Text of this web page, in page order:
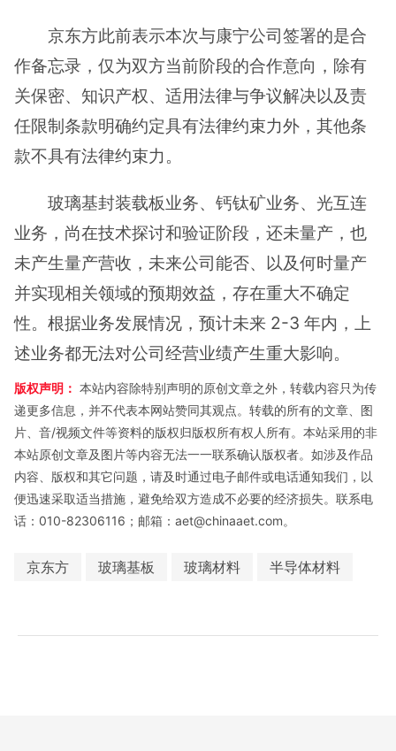
京东方此前表示本次与康宁公司签署的是合
作备忘录，仅为双方当前阶段的合作意向，除有
关保密、知识产权、适用法律与争议解决以及责
任限制条款明确约定具有法律约束力外，其他条
款不具有法律约束力。
玻璃基封装载板业务、钙钛矿业务、光互连
业务，尚在技术探讨和验证阶段，还未量产，也
未产生量产营收，未来公司能否、以及何时量产
并实现相关领域的预期效益，存在重大不确定
性。根据业务发展情况，预计未来 2-3 年内，上
述业务都无法对公司经营业绩产生重大影响。
版权声明： 本站内容除特别声明的原创文章之外，转载内容只为传
递更多信息，并不代表本网站赞同其观点。转载的所有的文章、图
片、音/视频文件等资料的版权归版权所有权人所有。本站采用的非
本站原创文章及图片等内容无法一一联系确认版权者。如涉及作品
内容、版权和其它问题，请及时通过电子邮件或电话通知我们，以
便迅速采取适当措施，避免给双方造成不必要的经济损失。联系电
话：010-82306116；邮箱：aet@chinaaet.com。
京东方 玻璃基板 玻璃材料 半导体材料